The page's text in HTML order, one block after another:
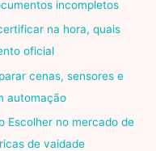
incompletos
na hora, quais
oficial
cenas, sensores e
automação
Escolher no mercado de
de vaidade